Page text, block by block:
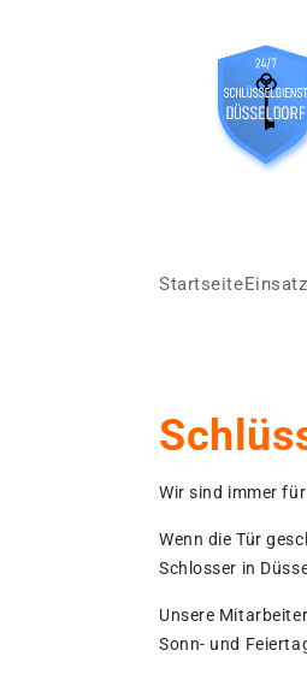
Startseite
Wir sind immer
Wenn die Tür
Schlosser in
Unsere
Sonn- und